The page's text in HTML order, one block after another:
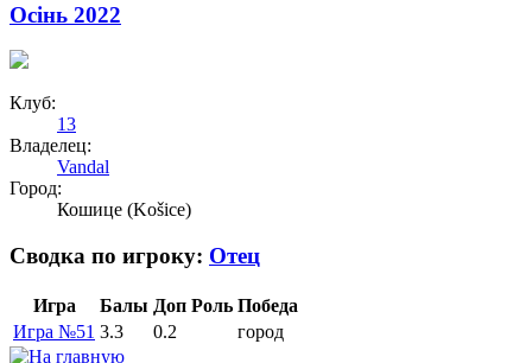
Осінь 2022
Клуб:
13
Владелец:
Vandal
Город:
Кошице (Košice)
Сводка по игроку: Отец
Игра Балы Доп Роль Победа
Игра №51 3.3 0.2 город